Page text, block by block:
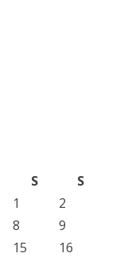
S
S
1
2
8
9
15
16